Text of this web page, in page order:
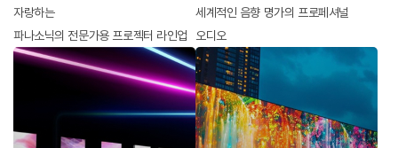
자랑하는
파나소닉의 전문가용 프로젝터 라인업
세계적인 음향 명가의 프로페셔널
오디오